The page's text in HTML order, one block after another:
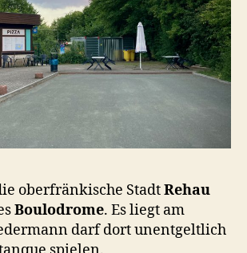
oberfränkische StadtRehau
Boulodrome. Es liegt am
darf dort unentgeltlich